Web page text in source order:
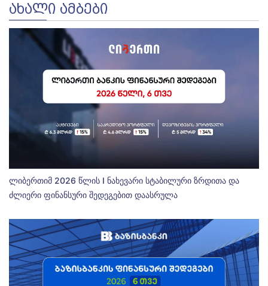
ᲐᲮᲐᲚᲘ ᲐᲛᲑᲔᲑᲘ
ლიბერთიმ 2026 წლის I ნახევარი სტაბილური ზრდითა და
ძლიერი ფინანსური შედეგებით დაასრულა